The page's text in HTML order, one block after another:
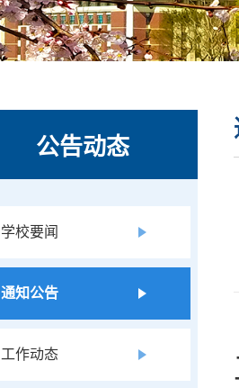
公告动态
学校要闻
通知公告
工作动态